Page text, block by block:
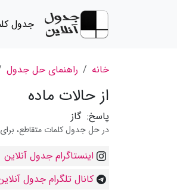
جدول
خانه راهنمای حل جدول
از حالات ماده
پاسخ: گاز
در حل جدول کلمات متقاطع،
اینستاگرام جدول آنلاین
کانال تلگرام جدول